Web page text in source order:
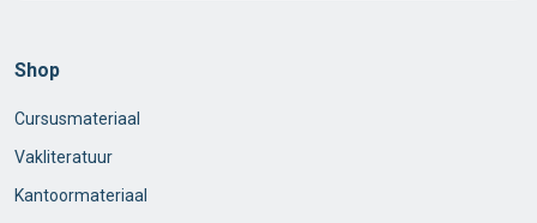
Shop
Cursusmateriaal
Vakliteratuur
Kantoormateriaal